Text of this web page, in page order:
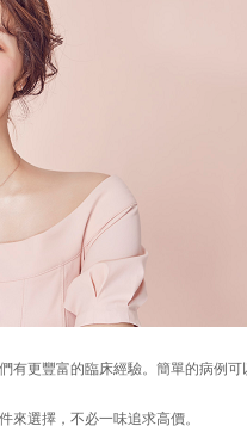
更豐富的臨床經驗。簡單的病例可
選擇，不必一味追求高價。